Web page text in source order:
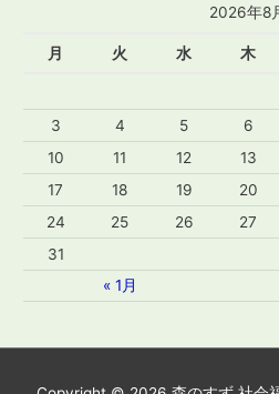
2026年8
月 火 水 木
« 1月
3
4 5 6
10
11 12 13
17
18 19 20
24
25 26 27
31